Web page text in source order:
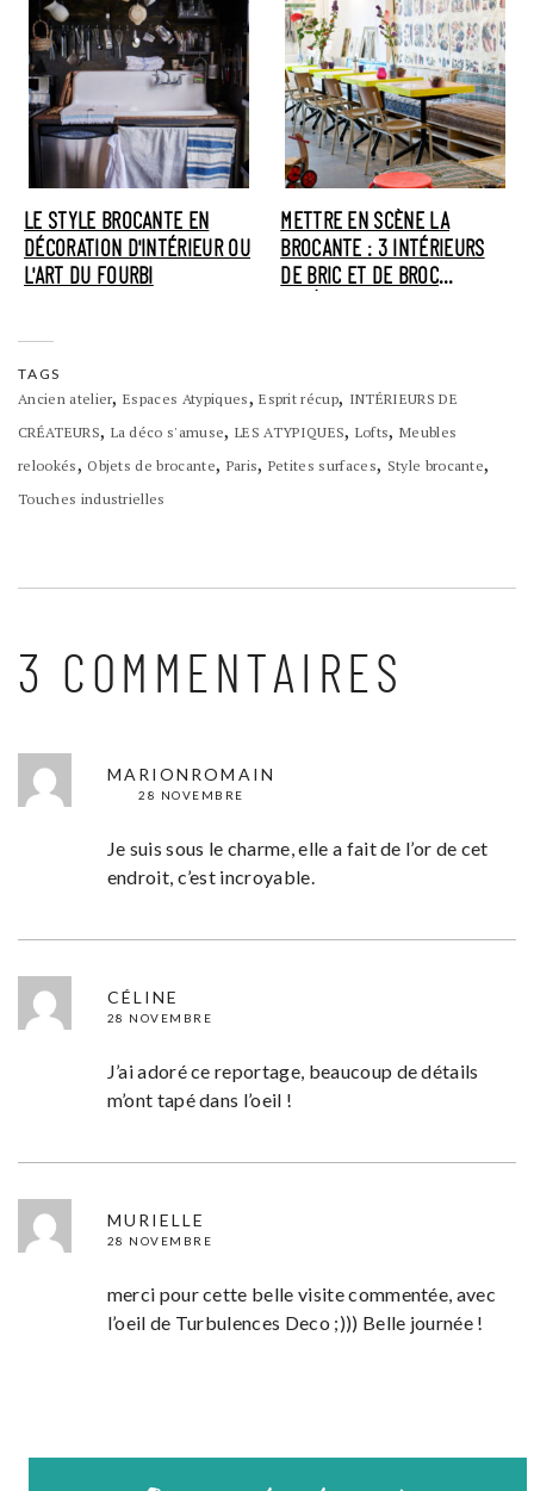
LE STYLE BROCANTE EN
DÉCORATION D'INTÉRIEUR OU
L'ART DU FOURBI
METTRE EN SCÈNE LA
BROCANTE : 3 INTÉRIEURS
DE BRIC ET DE BROC
TAGS
Ancien atelier,Espaces Atypiques,Esprit récup, INTÉRIEURS DE
CRÉATEURS, La déco s'amuse, LES ATYPIQUES, Lofts,Meubles
relookés, Objets de brocante, Paris, Petites surfaces, Style brocante,
Touches industrielles
3 COMMENTAIRES
MARIONROMAIN
28 NOVEMBRE
Je suis sous le charme, elle a fait de l’or de cet
endroit, c’est incroyable.
CÉLINE
28 NOVEMBRE
J’ai adoré ce reportage, beaucoup de détails
m’ont tapé dans l’oeil !
MURIELLE
28 NOVEMBRE
merci pour cette belle visite commentée, avec
l’oeil de Turbulences Deco ;))) Belle journée !